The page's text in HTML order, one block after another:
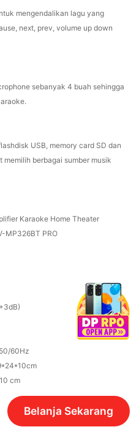
mengendalikan lagu yang
next, prev, volume up down
sebanyak 4 buah sehingga
USB, memory card SD dan
memilih berbagai sumber musik
Karaoke Home Theater
MP326BT PRO
60Hz
cm
Belanja Sekarang